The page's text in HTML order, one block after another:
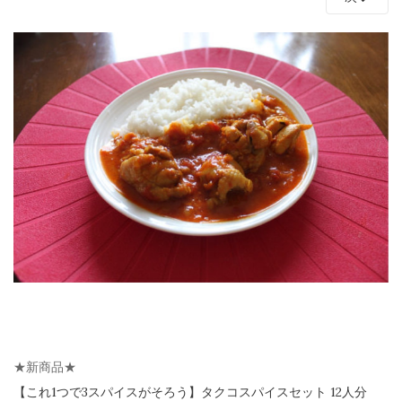
★新商品★
【これ1つで3スパイスがそろう】
タクコスパイスセット 12人分